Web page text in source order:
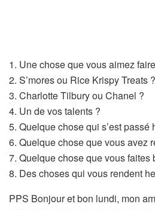
1. Une chose que vous aimez
2. S’mores ou Rice Krispy Treats ?
3. Charlotte Tilbury ou Chanel ?
4. Un de vos talents ?
5. Quelque chose qui s’est passé
6. Quelque chose que vous avez
7. Quelque chose que vous faites
8. Des choses qui vous rendent
PPS Bonjour et bon lundi, mon